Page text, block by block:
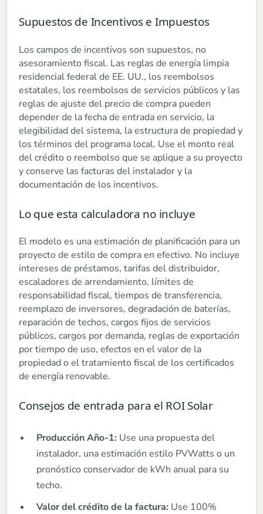
Supuestos de Incentivos e Impuestos
Los campos de incentivos son supuestos, no
asesoramiento fiscal. Las reglas de energía limpia
residencial federal de EE. UU., los reembolsos
estatales, los reembolsos de servicios públicos y las
reglas de ajuste del precio de compra pueden
depender de la fecha de entrada en servicio, la
elegibilidad del sistema, la estructura de propiedad y
los términos del programa local. Use el monto real
del crédito o reembolso que se aplique a su proyecto
y conserve las facturas del instalador y la
documentación de los incentivos.
Lo que esta calculadora no incluye
El modelo es una estimación de planificación para un
proyecto de estilo de compra en efectivo. No incluye
intereses de préstamos, tarifas del distribuidor,
escaladores de arrendamiento, límites de
responsabilidad fiscal, tiempos de transferencia,
reemplazo de inversores, degradación de baterías,
reparación de techos, cargos fijos de servicios
públicos, cargos por demanda, reglas de exportación
por tiempo de uso, efectos en el valor de la
propiedad o el tratamiento fiscal de los certificados
de energía renovable.
Consejos de entrada para el ROI Solar
Producción Año-1: Use una propuesta del
instalador, una estimación estilo PVWatts o un
pronóstico conservador de kWh anual para su
techo.
Valor del crédito de la factura: Use 100%